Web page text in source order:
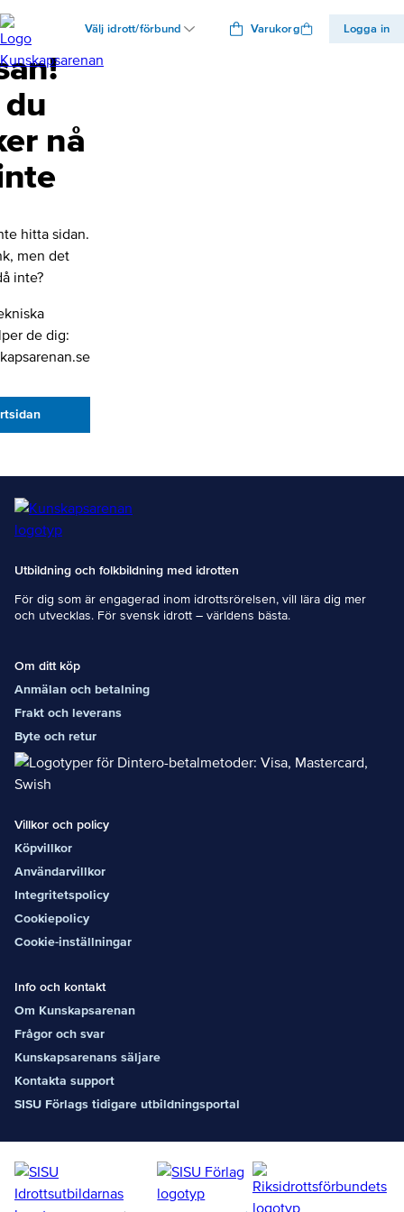
Välj idrott/förbund Varukorg Logga in
nå
hitta sidan.
men det
inte?
de dig:
Utbildning och folkbildning med idrotten
För dig som är engagerad inom idrottsrörelsen, vill lära dig mer
och utvecklas. För svensk idrott – världens bästa.
Om ditt köp
Anmälan och betalning
Frakt och leverans
Byte och retur
Villkor och policy
Köpvillkor
Användarvillkor
Integritetspolicy
Cookiepolicy
Cookie-inställningar
Info och kontakt
Om Kunskapsarenan
Frågor och svar
Kunskapsarenans säljare
Kontakta support
SISU Förlags tidigare utbildningsportal